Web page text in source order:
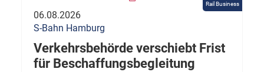
Rail Business
06.08.2026
S-Bahn Hamburg
Verkehrsbehörde verschiebt Frist
für Beschaffungsbegleitung